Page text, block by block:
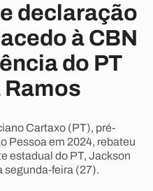
declaração
à CBN
do PT
Ramos
Cartaxo (PT), pré-
Pessoa em 2024, rebateu
estadual do PT, Jackson
segunda-feira (27).